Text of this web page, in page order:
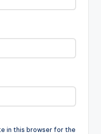
in this browser for the